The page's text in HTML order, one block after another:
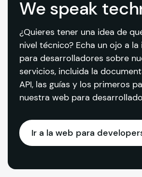
We speak
¿Quieres tener una idea de
nivel técnico? Echa un ojo a
para desarrolladores sobre
servicios, incluida la
API, las guías y los primeros
nuestra web para
Ir a la web para